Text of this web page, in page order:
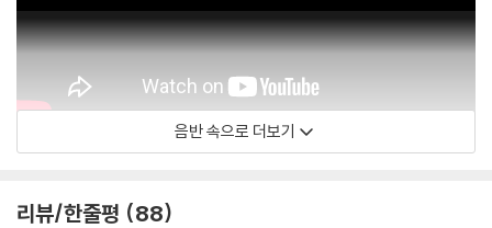
음반 속으로 더보기
리뷰/한줄평 88